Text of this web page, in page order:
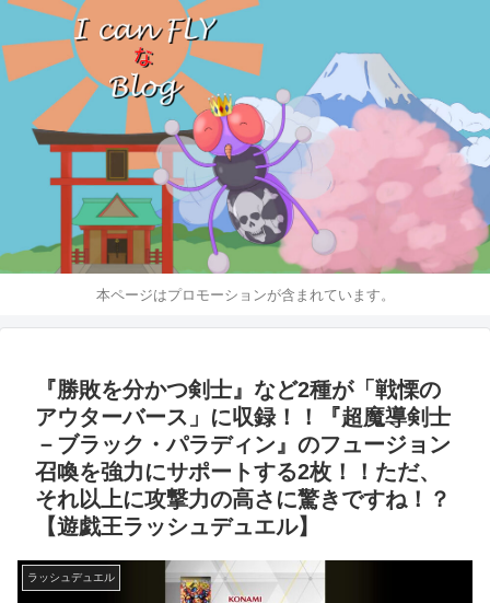
本ページはプロモーションが含まれています。
『勝敗を分かつ剣士』など2種が「戦慄の
アウターバース」に収録！！『超魔導剣士
－ブラック・パラディン』のフュージョン
召喚を強力にサポートする2枚！！ただ、
それ以上に攻撃力の高さに驚きですね！？
【遊戯王ラッシュデュエル】
ラッシュデュエル